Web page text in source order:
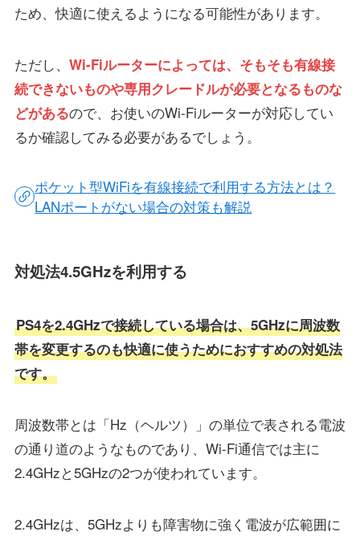
ため、快適に使えるようになる可能性があります。
ただし、 Wi-Fiルーターによっては、そもそも有線接
続できないものや専用クレードルが必要となるものな
どがあるので、お使いのWi-Fiルーターが対応してい
るか確認してみる必要があるでしょう。
ポケット型WiFiを有線接続で利用する方法とは？
LANポートがない場合の対策も解説
対処法4.5GHzを利用する
PS4を2.4GHzで接続している場合は、5GHzに周波数
帯を変更するのも快適に使うためにおすすめの対処法
です。
周波数帯とは「Hz（ヘルツ）」の単位で表される電波
の通り道のようなものであり、Wi-Fi通信では主に
2.4GHzと5GHzの2つが使われています。
2.4GHzは、5GHzよりも障害物に強く電波が広範囲に